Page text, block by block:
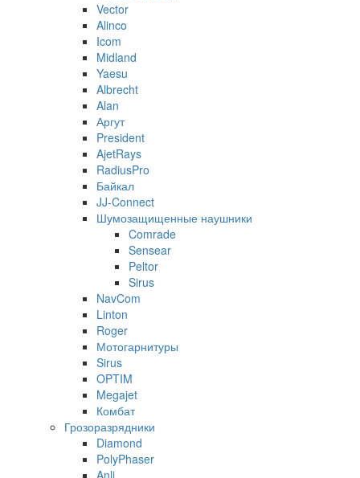
Vector
Alinco
Icom
Midland
Yaesu
Albrecht
Alan
Аргут
President
AjetRays
RadiusPro
Байкал
JJ-Connect
Шумозащищенные наушники
Comrade
Sensear
Peltor
Sirus
NavCom
Linton
Roger
Мотогарнитуры
Sirus
OPTIM
Megajet
Комбат
Грозоразрядники
Diamond
PolyPhaser
Anli